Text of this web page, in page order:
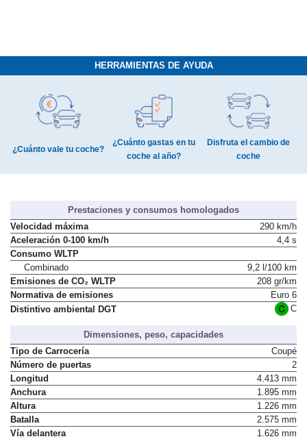
HERRAMIENTAS DE AYUDA
¿Cuánto vale tu coche?
¿Cuánto gastas en tu
coche al año?
Disfruta el cambio de
coche
Prestaciones y consumos homologados
Velocidad máxima
290 km/h
Aceleración 0-100 km/h
4,4 s
Consumo WLTP
Combinado
9,2 l/100 km
Emisiones de CO₂ WLTP
208 gr/km
Normativa de emisiones
Euro 6
Distintivo ambiental DGT
C
Dimensiones, peso, capacidades
Tipo de Carrocería
Coupé
Número de puertas
2
Longitud
4.413 mm
Anchura
1.895 mm
Altura
1.226 mm
Batalla
2.575 mm
Vía delantera
1.626 mm